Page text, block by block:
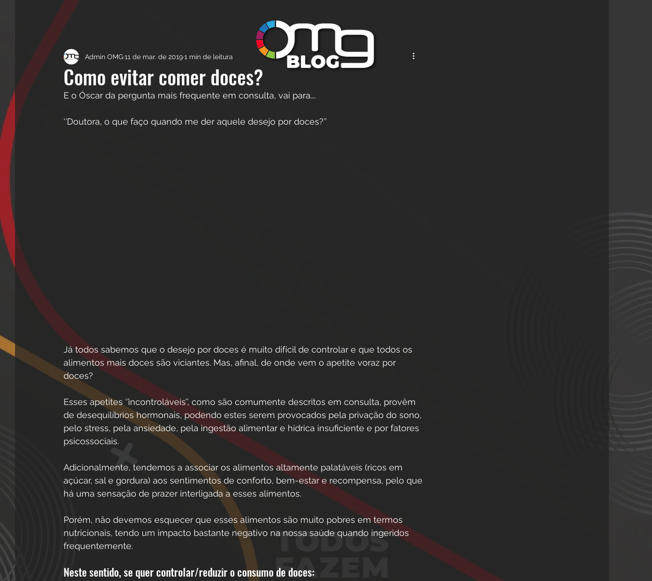
Como evitar comer doces?
Admin OMG11 de mar. de 20191 min de leitura
E o Óscar da pergunta mais frequente em consulta, vai para….
‘’Doutora, o que faço quando me der aquele desejo por doces?’’
Já todos sabemos que o desejo por doces é muito difícil de controlar e que todos os
alimentos mais doces são viciantes. Mas, afinal, de onde vem o apetite voraz por
doces?
Esses apetites ‘’incontroláveis’’, como são comumente descritos em consulta, provêm
de desequilíbrios hormonais, podendo estes serem provocados pela privação do sono,
pelo stress, pela ansiedade, pela ingestão alimentar e hídrica insuficiente e por fatores
psicossociais.
Adicionalmente, tendemos a associar os alimentos altamente palatáveis (ricos em
açúcar, sal e gordura) aos sentimentos de conforto, bem-estar e recompensa, pelo que
há uma sensação de prazer interligada a esses alimentos.
Porém, não devemos esquecer que esses alimentos são muito pobres em termos
nutricionais, tendo um impacto bastante negativo na nossa saúde quando ingeridos
frequentemente.
Neste sentido, se quer controlar/reduzir o consumo de doces: